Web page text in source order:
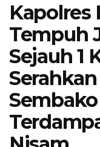
Kapolres
Tempuh
Sejauh 1